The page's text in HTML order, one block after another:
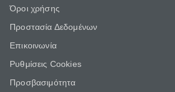
Όροι χρήσης
Προστασία Δεδομένων
Επικοινωνία
Ρυθμίσεις Cookies
Προσβασιμότητα